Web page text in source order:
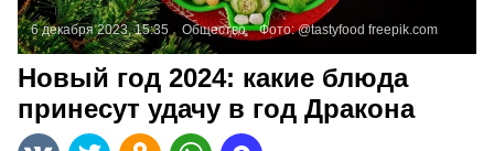
6 декабря 2023, 15:35 Общество Фото:@tastyfood freepik.com
Новый год 2024: какие блюда
принесут удачу в год Дракона